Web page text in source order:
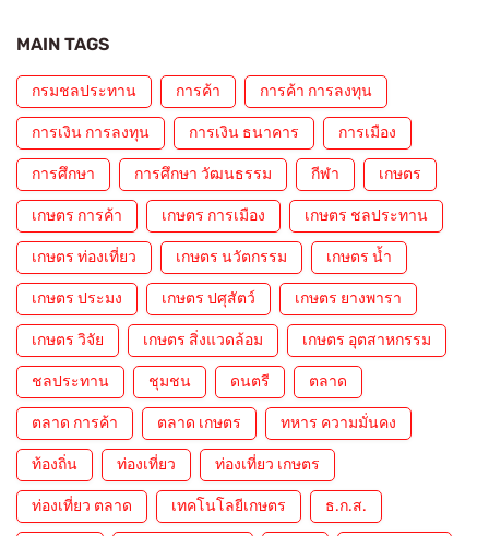
MAIN TAGS
กรมชลประทาน การค้า การค้า การลงทุน
การเงิน การลงทุน การเงิน ธนาคาร การเมือง
การศึกษา การศึกษา วัฒนธรรม กีฬา เกษตร
เกษตร การค้า เกษตร การเมือง เกษตร ชลประทาน
เกษตร ท่องเที่ยว เกษตร นวัตกรรม เกษตร น้ำ
เกษตร ประมง เกษตร ปศุสัตว์ เกษตร ยางพารา
เกษตร วิจัย เกษตร สิ่งแวดล้อม เกษตร อุตสาหกรรม
ชลประทาน ชุมชน ดนตรี ตลาด
ตลาด การค้า ตลาด เกษตร ทหาร ความมั่นคง
ท้องถิ่น ท่องเที่ยว ท่องเที่ยว เกษตร
ท่องเที่ยว ตลาด เทคโนโลยีเกษตร ธ.ก.ส.